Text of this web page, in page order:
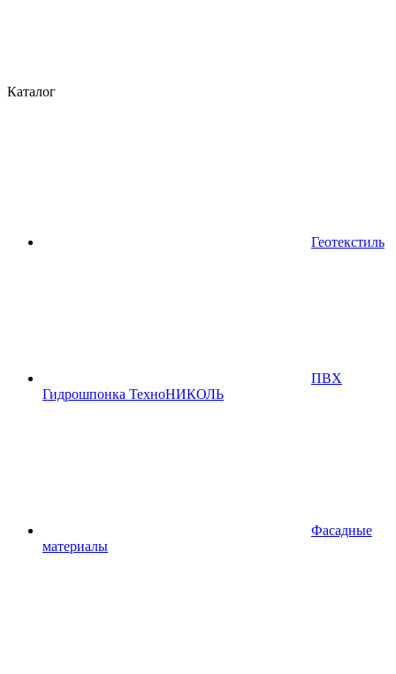
Каталог
Геотекстиль
ПВХ
Гидрошпонка ТехноНИКОЛЬ
Фасадные
материалы